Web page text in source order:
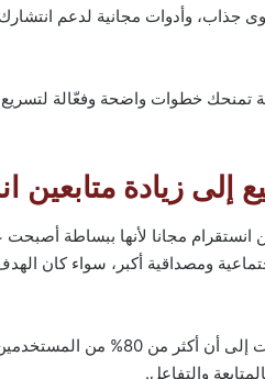
جذاب، وأدوات مجانية لدعم
تمنحك خطوات واضحة وفعّالة
إلى زيادة متابعين
انستقرام مجانا لأنها ببساطة
ومصداقية أكبر، سواء كان
الأرقام لا تكذب؛ تشير
والتفاعل.